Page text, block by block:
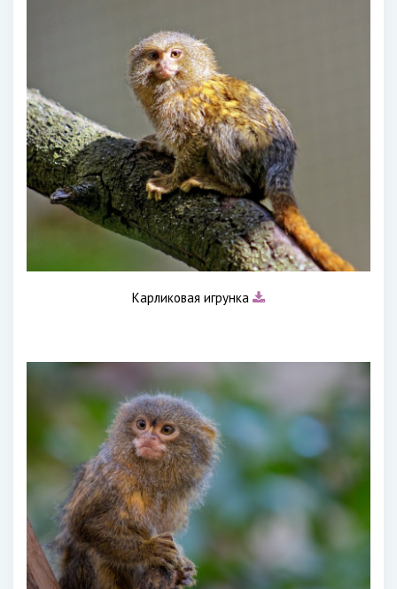
Карликовая игрунка